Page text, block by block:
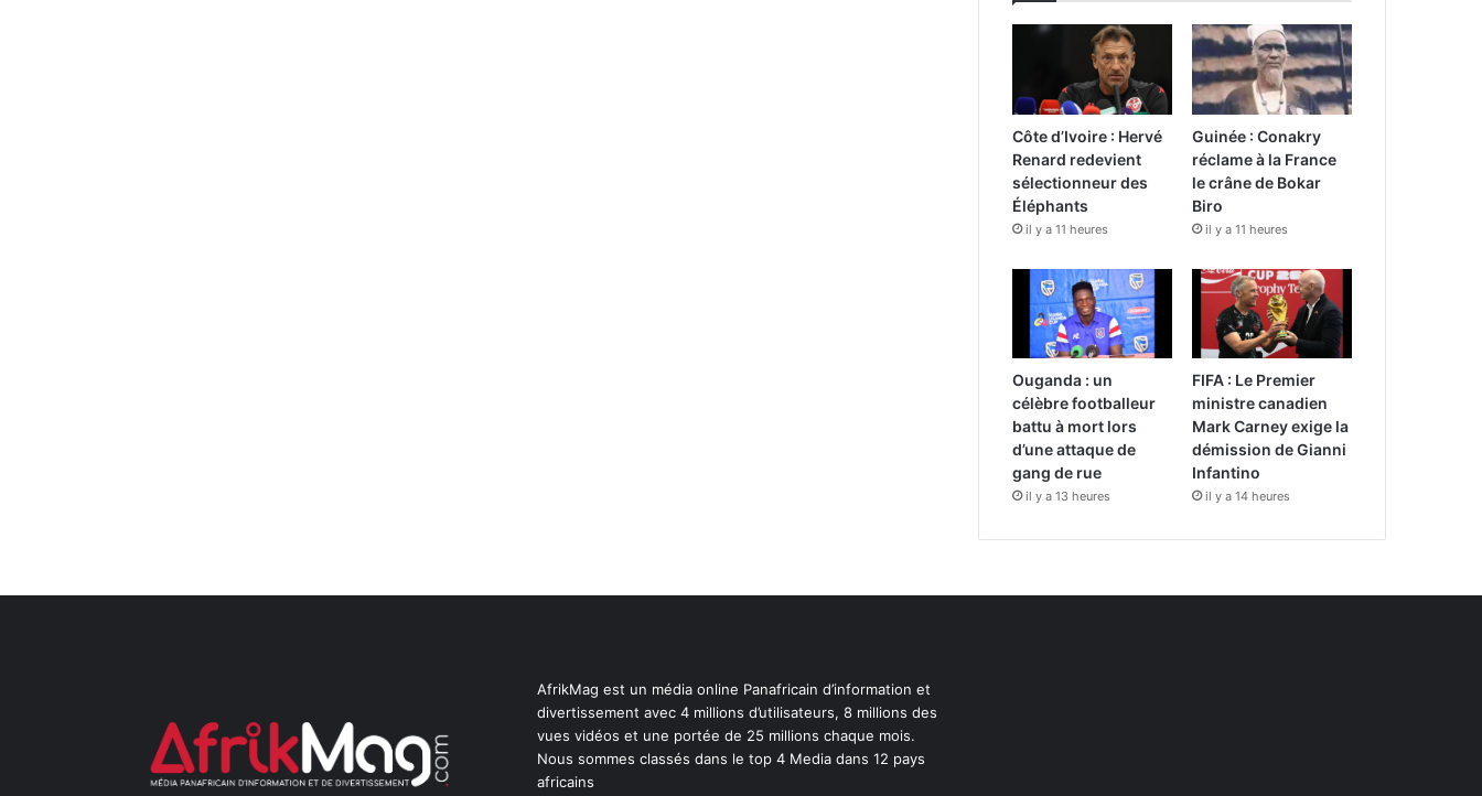
Côte d’Ivoire : Hervé
Renard redevient
sélectionneur des
Éléphants
il y a 11 heures
Guinée : Conakry
réclame à la France
le crâne de Bokar
Biro
il y a 11 heures
Ouganda : un
célèbre footballeur
battu à mort lors
d’une attaque de
gang de rue
il y a 13 heures
FIFA : Le Premier
ministre canadien
Mark Carney exige la
démission de Gianni
Infantino
il y a 14 heures
AfrikMag est un média online Panafricain d’information et
divertissement avec 4 millions d’utilisateurs, 8 millions des
vues vidéos et une portée de 25 millions chaque mois.
Nous sommes classés dans le top 4 Media dans 12 pays
africains